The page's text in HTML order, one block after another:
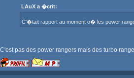
LAuX a �crit:
C'�tait rapport au moment o� les power
C'est pas des power rangers mais des turbo